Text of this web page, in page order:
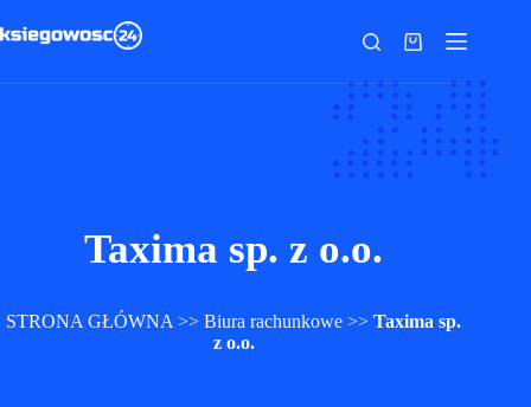
do
Koszyk
Taxima sp. z o.o.
STRONA GŁÓWNA >>Biura rachunkowe >>Taxima sp.
z o.o.